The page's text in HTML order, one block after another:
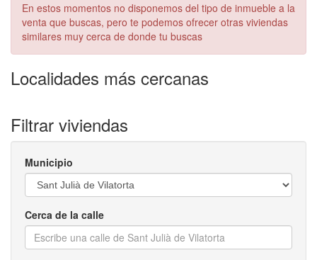
En estos momentos no disponemos del tipo de inmueble a la
venta que buscas, pero te podemos ofrecer otras viviendas
similares muy cerca de donde tu buscas
Localidades más cercanas
Filtrar viviendas
Municipio
Cerca de la calle